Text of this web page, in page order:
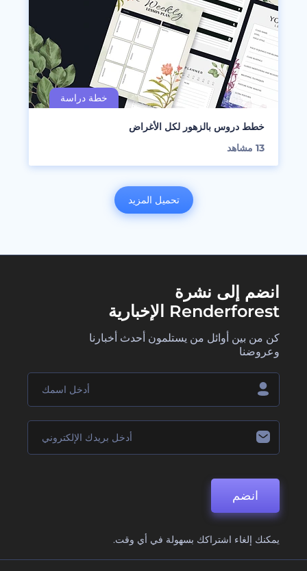
خطط دروس بالزهور لكل الأغراض
13 مشاهد
تحميل المزيد
انضم إلى نشرة
Renderforest الإخبارية
كن من بين أوائل من يستلمون أحدث أخبارنا
وعروضنا
انضم
يمكنك إلغاء اشتراكك بسهولة في أي وقت.